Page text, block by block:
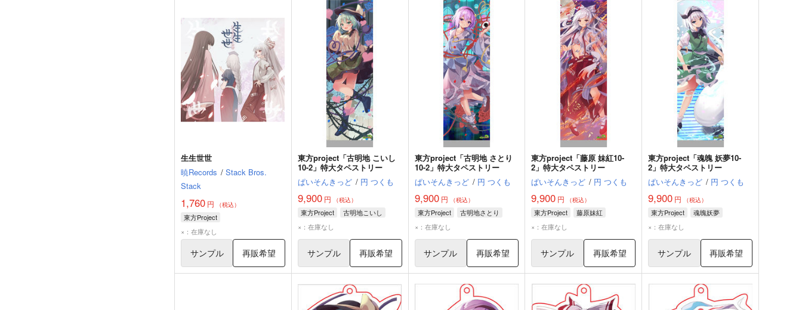
生生世世
暁Records / Stack Bros.
Stack
1,760 円 （税込）
東方Project
×：在庫なし
サンプル 再販希望
東方project「古明地 こいし
10-2」特大タペストリー
ぱいそんきっど / 円 つくも
9,900円 （税込）
東方Project
古明地こいし
×：在庫なし
サンプル 再販希望
東方project「古明地 さとり
10-2」特大タペストリー
ぱいそんきっど / 円 つくも
9,900円 （税込）
東方Project
古明地さとり
×：在庫なし
サンプル 再販希望
東方project「藤原 妹紅10-
2」特大タペストリー
ぱいそんきっど / 円 つくも
9,900 円 （税込）
東方Project
藤原妹紅
×：在庫なし
サンプル 再販希望
東方project「魂魄 妖夢10-
2」特大タペストリー
ぱいそんきっど / 円 つくも
9,900 円 （税込）
東方Project
魂魄妖夢
×：在庫なし
サンプル 再販希望